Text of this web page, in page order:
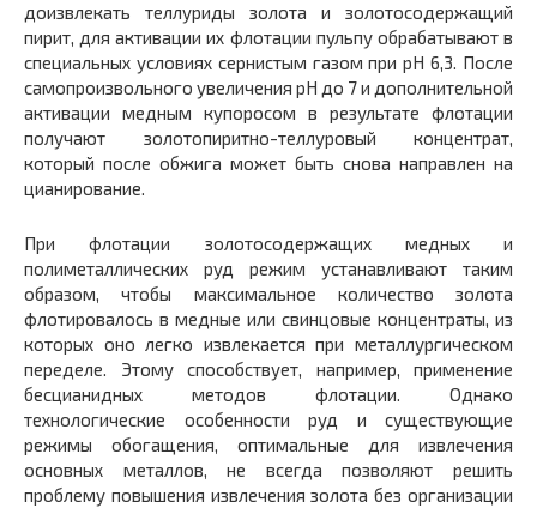
доизвлекать теллуриды золота и золотосодержащий
пирит, для активации их флотации пульпу обрабатывают в
специальных условиях сернистым газом при pH 6,3. После
самопроизвольного увеличения pH до 7 и дополнительной
активации медным купоросом в результате флотации
получают золотопиритно-теллуровый концентрат,
который после обжига может быть снова направлен на
цианирование.
При флотации золотосодержащих медных и
полиметаллических руд режим устанавливают таким
образом, чтобы максимальное количество золота
флотировалось в медные или свинцовые концентраты, из
которых оно легко извлекается при металлургическом
переделе. Этому способствует, например, применение
бесцианидных методов флотации. Однако
технологические особенности руд и существующие
режимы обогащения, оптимальные для извлечения
основных металлов, не всегда позволяют решить
проблему повышения извлечения золота без организации